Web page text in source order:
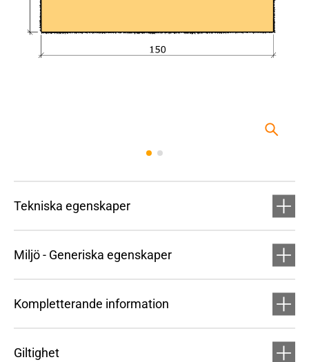
Tekniska egenskaper
Miljö - Generiska egenskaper
Kompletterande information
Giltighet